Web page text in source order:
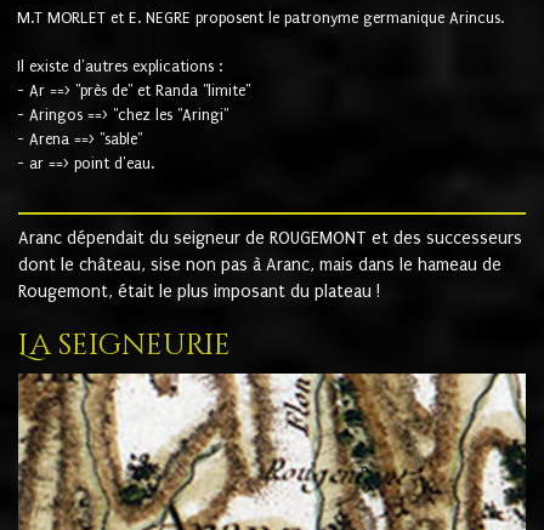
M.T MORLET et E. NEGRE proposent le patronyme germanique Arincus.
Il existe d'autres explications :
- Ar ==> "près de" et Randa "limite"
- Aringos ==> "chez les "Aringi"
- Arena ==> "sable"
- ar ==> point d'eau.
Aranc dépendait du seigneur de ROUGEMONT et des successeurs
dont le château, sise non pas à Aranc, mais dans le hameau de
Rougemont, était le plus imposant du plateau !
La seigneurie